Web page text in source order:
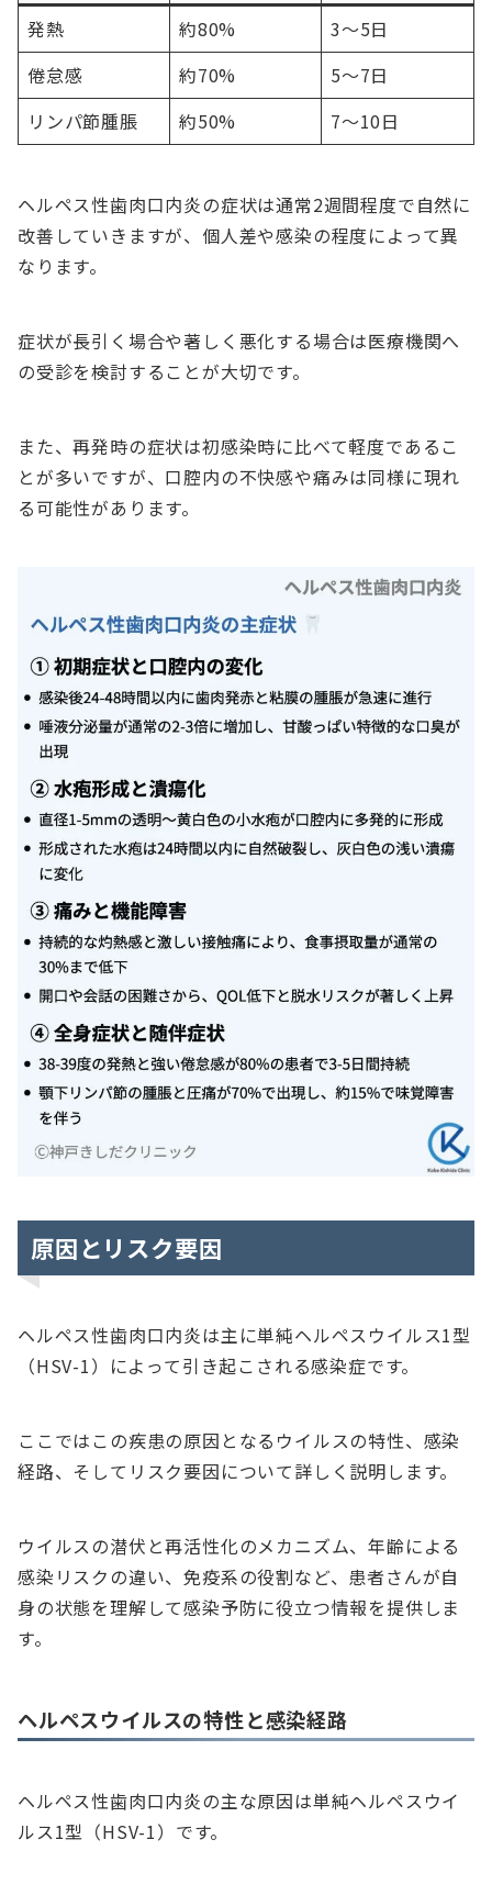
発熱
約80%
3〜5日
倦怠感
約70%
5〜7日
リンパ節腫脹
約50% 7〜10日
ヘルペス性歯肉口内炎の症状は通常2週間程度で自然に
改善していきますが、個人差や感染の程度によって異
なります。
症状が長引く場合や著しく悪化する場合は医療機関へ
の受診を検討することが大切です。
また、再発時の症状は初感染時に比べて軽度であるこ
とが多いですが、口腔内の不快感や痛みは同様に現れ
る可能性があります。
原因とリスク要因
ヘルペス性歯肉口内炎は主に単純ヘルペスウイルス1型
（HSV-1）によって引き起こされる感染症です。
ここではこの疾患の原因となるウイルスの特性、感染
経路、そしてリスク要因について詳しく説明します。
ウイルスの潜伏と再活性化のメカニズム、年齢による
感染リスクの違い、免疫系の役割など、患者さんが自
身の状態を理解して感染予防に役立つ情報を提供しま
す。
ヘルペスウイルスの特性と感染経路
ヘルペス性歯肉口内炎の主な原因は単純ヘルペスウイ
ルス1型（HSV-1）です。